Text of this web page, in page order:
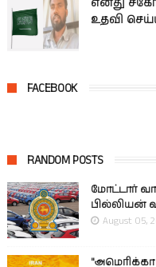
உதவி
FACEBOOK
RANDOM POSTS
மோட்டார்
பில்லியன்
August 05,